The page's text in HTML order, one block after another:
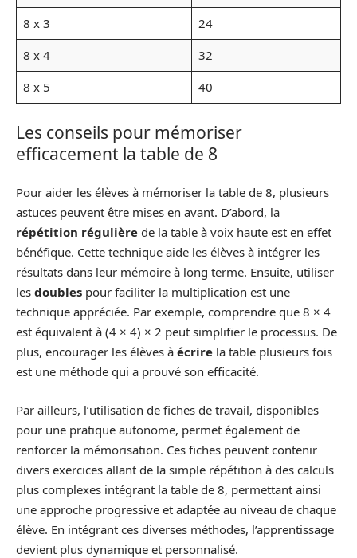
8 x 3
24
8 x 4
32
8 x 5
40
Les conseils pour mémoriser
efficacement la table de 8
Pour aider les élèves à mémoriser la table de 8, plusieurs
astuces peuvent être mises en avant. D’abord, la
répétition régulière de la table à voix haute est en effet
bénéfique. Cette technique aide les élèves à intégrer les
résultats dans leur mémoire à long terme. Ensuite, utiliser
les doubles pour faciliter la multiplication est une
technique appréciée. Par exemple, comprendre que 8 × 4
est équivalent à (4 × 4) × 2 peut simplifier le processus. De
plus, encourager les élèves à écrire la table plusieurs fois
est une méthode qui a prouvé son efficacité.
Par ailleurs, l’utilisation de fiches de travail, disponibles
pour une pratique autonome, permet également de
renforcer la mémorisation. Ces fiches peuvent contenir
divers exercices allant de la simple répétition à des calculs
plus complexes intégrant la table de 8, permettant ainsi
une approche progressive et adaptée au niveau de chaque
élève. En intégrant ces diverses méthodes, l’apprentissage
devient plus dynamique et personnalisé.